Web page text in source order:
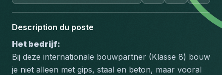
Description du poste
Het bedrijf:
Bij deze internationale bouwpartner (Klasse 8) bouw
je niet alleen met gips, staal en beton, maar vooral